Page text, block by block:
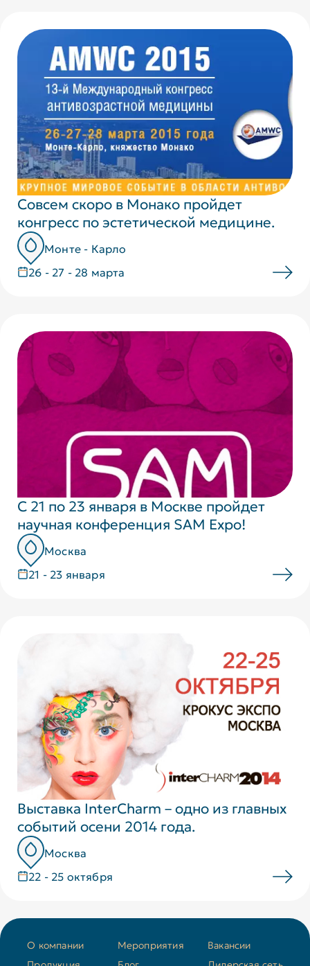
Совсем скоро в Монако пройдет
конгресс по эстетической медицине.
Монте - Карло
26 - 27 - 28 марта
С 21 по 23 января в Москве пройдет
научная конференция SAM Expo!
Москва
21 - 23 января
Выставка InterCharm – одно из главных
событий осени 2014 года.
Москва
22 - 25 октября
О компании Мероприятия
Вакансии